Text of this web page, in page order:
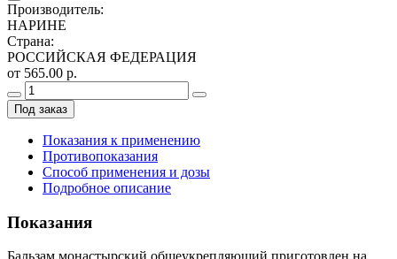
Производитель:
НАРИНЕ
Страна:
РОССИЙСКАЯ ФЕДЕРАЦИЯ
от 565.00 р.
Под заказ
Показания к применению
Противопоказания
Способ применения и дозы
Подробное описание
Показания